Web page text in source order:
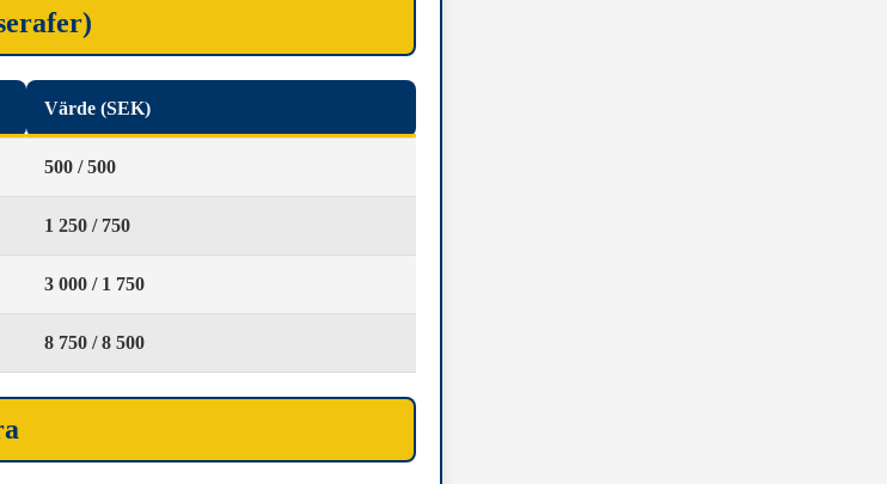
Värde (SEK)
500 / 500
1 250 / 750
3 000 / 1 750
8 750 / 8 500